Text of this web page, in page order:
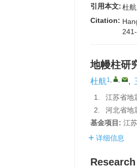
引用本文:杜
Citation:
地幔柱研
杜航1, , ,
1.
江苏省地
2.
河北省
基金项目: 江
详细信息